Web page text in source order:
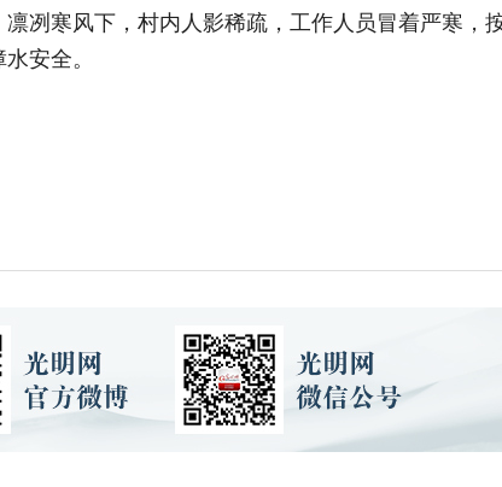
冽寒风下，村内人影稀疏，工作人员冒着严寒，
安全。